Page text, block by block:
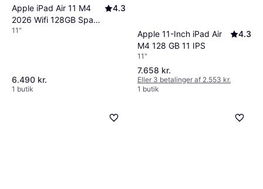
Apple iPad Air 11 M4
2026 Wifi 128GB Space
Grey
4.3
11"
6.490 kr.
1 butik
Apple 11-Inch iPad Air
M4 128 GB 11 IPS
4.3
11"
7.658 kr.
Eller 3 betalinger af 2.553 kr.
1 butik